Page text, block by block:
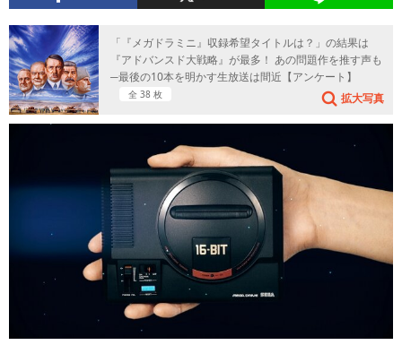
「『メガドラミニ』収録希望タイトルは？」の結果は
『アドバンスド大戦略』が最多！ あの問題作を推す声も
─最後の10本を明かす生放送は間近【アンケート】
全 38 枚 拡大写真